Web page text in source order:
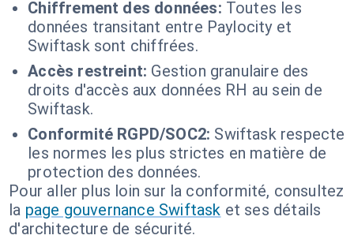
Chiffrement des données: Toutes les
données transitant entre Paylocity et
Swiftask sont chiffrées.
Accès restreint: Gestion granulaire des
droits d'accès aux données RH au sein de
Swiftask.
Conformité RGPD/SOC2: Swiftask respecte
les normes les plus strictes en matière de
protection des données.
Pour aller plus loin sur la conformité, consultez
la page gouvernance Swiftask et ses détails
d'architecture de sécurité.